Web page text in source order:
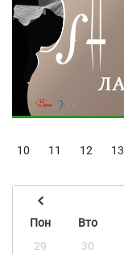
10 11 12 13
Пон
Вто
29
30